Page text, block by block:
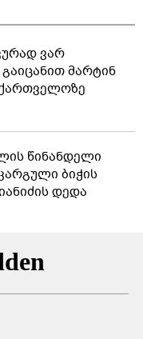
ვარ
მარტინ
წინანდელი
ბიჭის
დედა